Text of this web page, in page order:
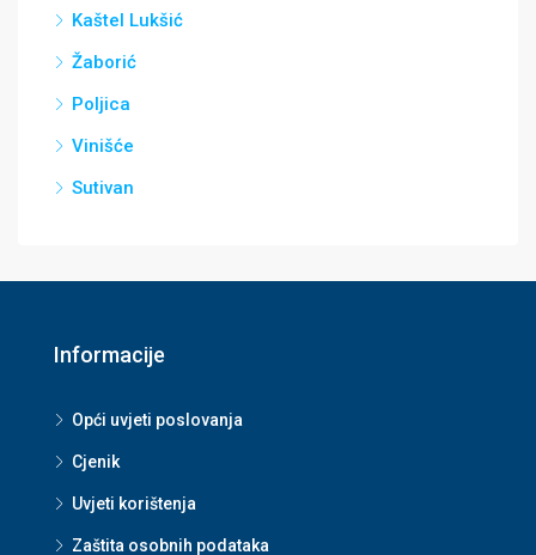
Kaštel Lukšić
Žaborić
Poljica
Vinišće
Sutivan
Informacije
Opći uvjeti poslovanja
Cjenik
Uvjeti korištenja
Zaštita osobnih podataka